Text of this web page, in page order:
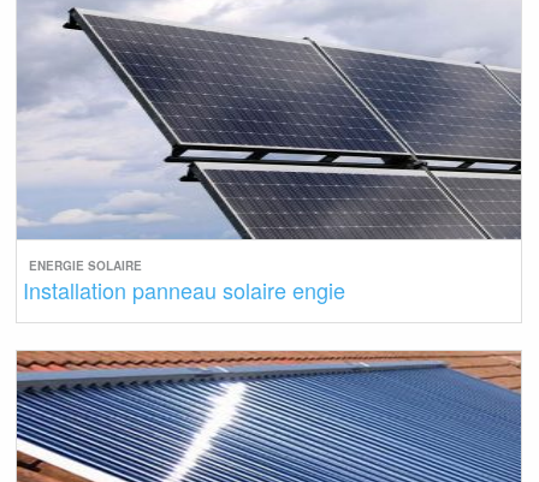
ENERGIE SOLAIRE
Installation panneau solaire engie